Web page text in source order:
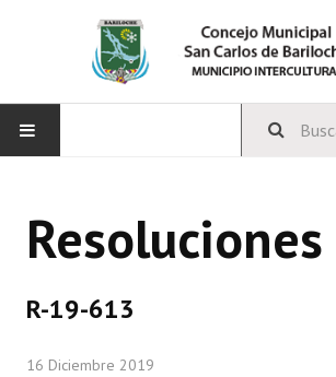
CONCEJO
Resoluciones
R-19-613
16 Diciembre 2019